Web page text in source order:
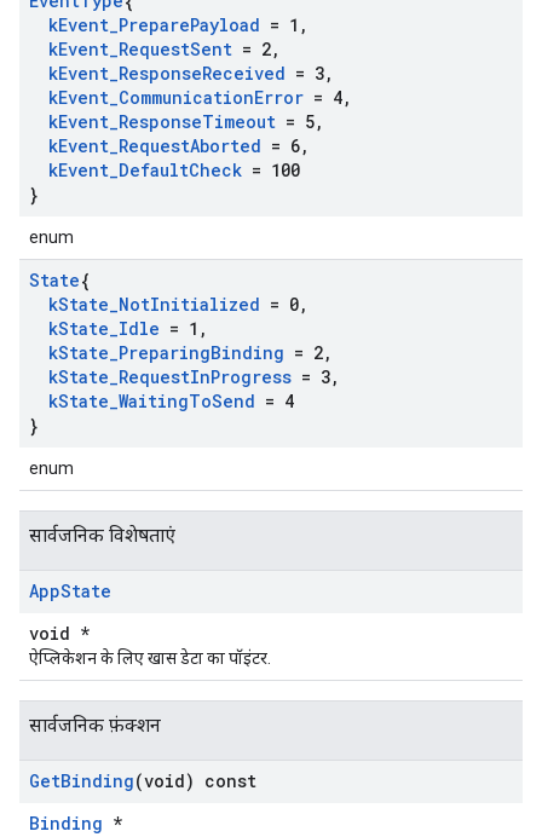
kEvent_PreparePayload = 1 ,
kEvent_RequestSent = 2,
kEvent_ResponseReceived = 3,
kEvent_CommunicationError = 4,
kEvent_ResponseTimeout = 5,
kEvent_RequestAborted = 6,
kEvent_DefaultCheck = 100
}
enum
State{
kState_NotInitialized = 0,
kState_Idle = 1 ,
kState_PreparingBinding = 2,
kState_RequestInProgress = 3,
kState_WaitingToSend = 4
}
enum
सार्वजनिक विशेषताएं
AppState
void *
ऐप्लिकेशन के लिए खास डेटा का पॉइंटर.
सार्वजनिक फ़ंक्शन
GetBinding(void) const
Binding *